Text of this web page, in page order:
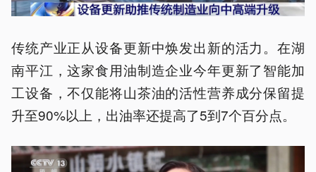
传统产业正从设备更新中焕发出新的活力。在湖
南平江，这家食用油制造企业今年更新了智能加
工设备，不仅能将山茶油的活性营养成分保留提
升至90%以上，出油率还提高了5到7个百分点。